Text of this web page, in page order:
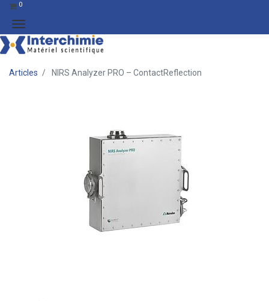
0
Articles NIRS Analyzer PRO – ContactReflection